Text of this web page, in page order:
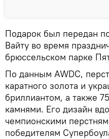
Подарок был передан
Вайту во время
брюссельском парке
По данным AWDC,
каратного золота и
бриллиантом, а также
камнями. Его дизайн
чемпионскими
победителям